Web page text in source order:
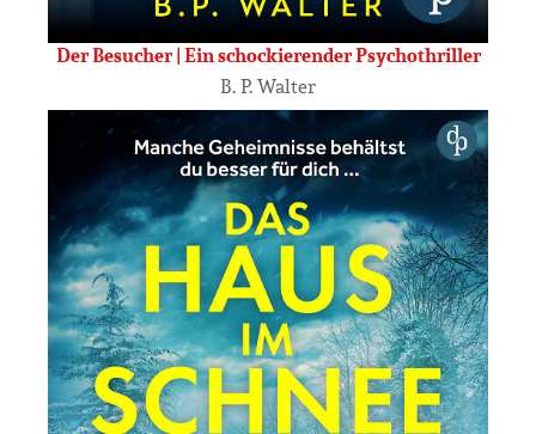
Der Besucher | Ein schockierender Psychothriller
B. P. Walter